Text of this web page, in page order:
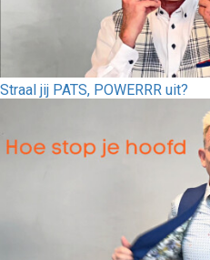
Straal jij PATS, POWERRR uit?